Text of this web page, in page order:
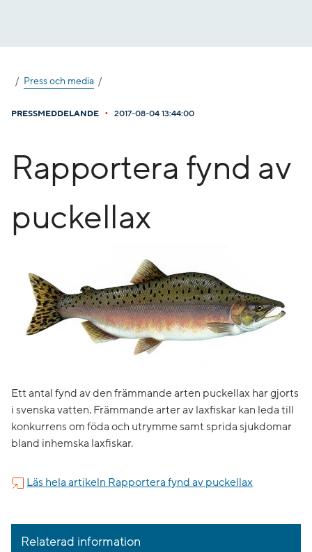
Press och media
PRESSMEDDELANDE • 2017-08-04 13:44:00
Rapportera fynd av
puckellax
Ett antal fynd av den främmande arten puckellax har gjorts
i svenska vatten. Främmande arter av laxfiskar kan leda till
konkurrens om föda och utrymme samt sprida sjukdomar
bland inhemska laxfiskar.
Läs hela artikeln Rapportera fynd av puckellax
Relaterad information